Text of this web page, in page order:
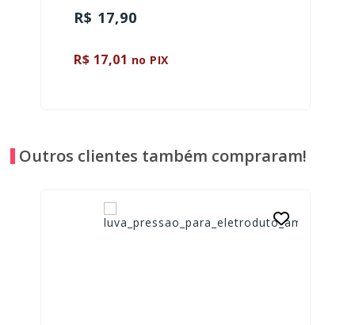
R$ 17,90
R$ 17,01 no PIX
Outros clientes também compraram!